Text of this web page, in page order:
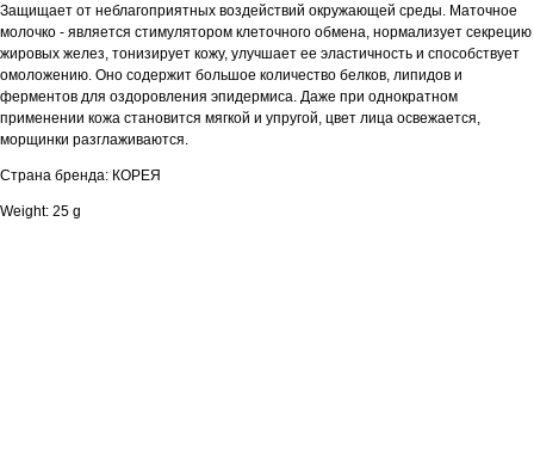
Защищает от неблагоприятных воздействий окружающей среды. Маточное
молочко - является стимулятором клеточного обмена, нормализует секрецию
жировых желез, тонизирует кожу, улучшает ее эластичность и способствует
омоложению. Оно содержит большое количество белков, липидов и
ферментов для оздоровления эпидермиса. Даже при однократном
применении кожа становится мягкой и упругой, цвет лица освежается,
морщинки разглаживаются.
Страна бренда: КОРЕЯ
Weight: 25 g